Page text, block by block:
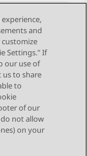
and
Settings." If
our use of
to share
to
of our
do not allow
on your